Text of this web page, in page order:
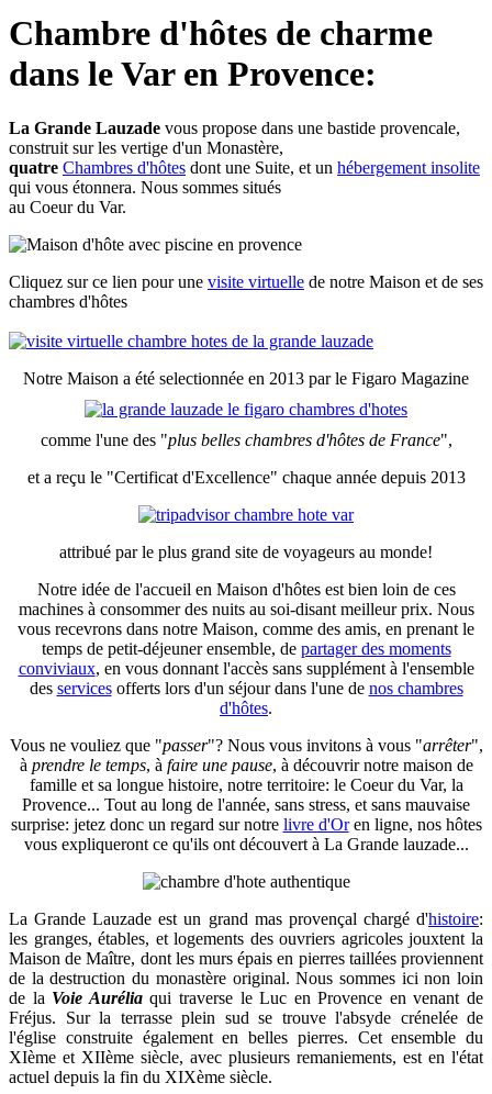
Chambre d'hôtes de charme
dans le Var en Provence:
La Grande Lauzade vous propose dans une bastide provencale,
construit sur les vertige d'un Monastère,
quatre Chambres d'hôtes dont une Suite, et un hébergement insolite
qui vous étonnera. Nous sommes situés
au Coeur du Var.
Cliquez sur ce lien pour une visite virtuelle de notre Maison et de ses
chambres d'hôtes
Notre Maison a été selectionnée en 2013 par le Figaro Magazine
comme l'une des "plus belles chambres d'hôtes de France",
et a reçu le "Certificat d'Excellence" chaque année depuis 2013
attribué par le plus grand site de voyageurs au monde!
Notre idée de l'accueil en Maison d'hôtes est bien loin de ces
machines à consommer des nuits au soi-disant meilleur prix. Nous
vous recevrons dans notre Maison, comme des amis, en prenant le
temps de petit-déjeuner ensemble, de partager des moments
conviviaux, en vous donnant l'accès sans supplément à l'ensemble
des servicesofferts lors d'un séjour dans l'une de nos chambres
d'hôtes.
Vous ne vouliez que "passer"? Nous vous invitons à vous "arrêter",
à prendre le temps, à faire une pause, à découvrir notre maison de
famille et sa longue histoire, notre territoire: le Coeur du Var, la
Provence... Tout au long de l'année, sans stress, et sans mauvaise
surprise: jetez donc un regard sur notre livre d'Oren ligne, nos hôtes
vous expliqueront ce qu'ils ont découvert à La Grande lauzade...
La Grande Lauzade est un grand mas provençal chargé d'histoire:
les granges, étables, et logements des ouvriers agricoles jouxtent la
Maison de Maître, dont les murs épais en pierres taillées proviennent
de la destruction du monastère original. Nous sommes ici non loin
de la Voie Auréliaqui traverse le Luc en Provence en venant de
Fréjus. Sur la terrasse plein sud se trouve l'absyde crénelée de
l'église construite également en belles pierres. Cet ensemble du
XIème et XIIème siècle, avec plusieurs remaniements, est en l'état
actuel depuis la fin du XIXème siècle.